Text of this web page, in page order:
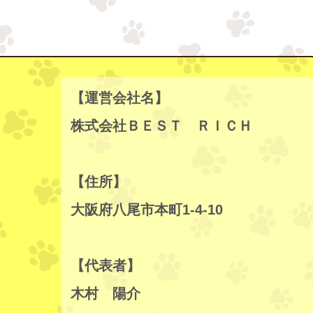
【運営会社名】
株式会社ＢＥＳＴ ＲＩＣＨ
【住所】
大阪府八尾市本町1-4-10
【代表者】
木村 陽介